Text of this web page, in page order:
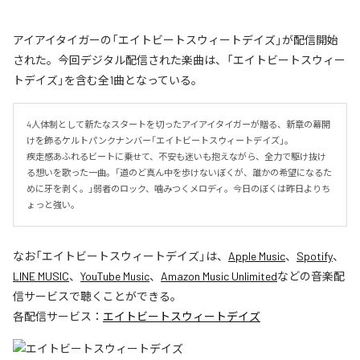
アイアイタイガーの「エイトビートスウィートデイズ」が配信開始
された。今回デジタル配信された楽曲は、「エイトビートスウィー
トデイズ」を含む全1曲となっている。
4人体制として新たなスタートを切ったアイアイタイガーが贈る、新章の幕開
けを飾るケルトパンクナンバー「エイトビートスウィートデイズ」。
疾走感あふれるビートに乗せて、不安も迷いも抱えながら、全力で駆け抜け
る想いを歌った一曲。「道のど真ん中を歩けないぼくが、誰かの希望になるた
めに牙を剥く。」弱者のロック、噛みつくメロディ。今日のぼくは昨日よりち
ょっと強い。
なお「エイトビートスウィートデイズ」は、 Apple Music、 Spotify、
LINE MUSIC、 YouTube Music、 Amazon Music Unlimitedなどの音楽配
信サービスで聴くことができる。
各配信サービス： エイトビートスウィートデイズ